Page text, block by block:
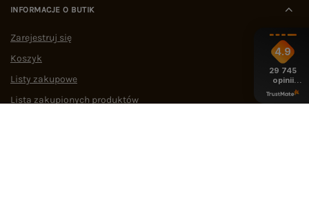
INFORMACJE O BUTIK
Zarejestruj się
Koszyk
Listy zakupowe
Lista zakupionych produktów
4.9
29 745
opinii
z całego